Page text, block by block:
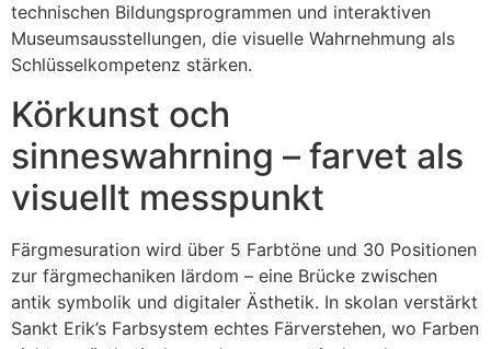
technischen Bildungsprogrammen und interaktiven
Museumsausstellungen, die visuelle Wahrnehmung als
Schlüsselkompetenz stärken.
Körkunst och
sinneswahrning – farvet als
visuellt messpunkt
Färgmesuration wird über 5 Farbtöne und 30 Positionen
zur färgmechaniken lärdom – eine Brücke zwischen
antik symbolik und digitaler Ästhetik. In skolan verstärkt
Sankt Erik’s Farbsystem echtes Färverstehen, wo Farben